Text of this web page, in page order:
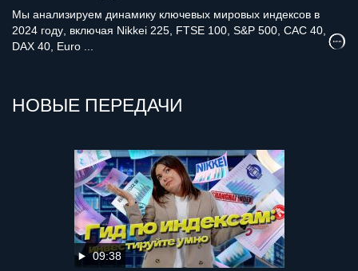
Мы анализируем динамику ключевых мировых индексов в
2024 году, включая Nikkei 225, FTSE 100, S&P 500, CAC 40,
DAX 40, Euro ...
НОВЫЕ ПЕРЕДАЧИ
09:38